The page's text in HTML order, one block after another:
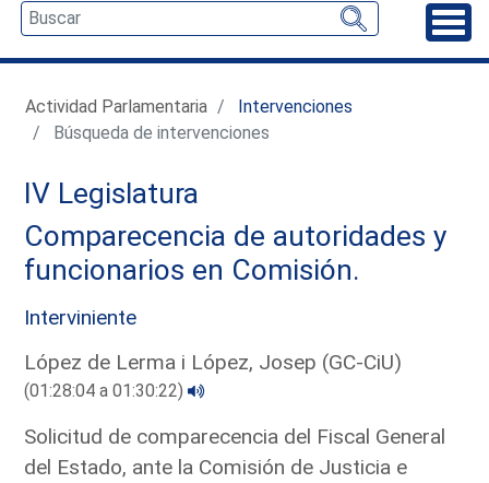
Actividad Parlamentaria
Intervenciones
Búsqueda de intervenciones
IV Legislatura
Comparecencia de autoridades y
funcionarios en Comisión.
Interviniente
López de Lerma i López, Josep (GC-CiU)
(01:28:04 a 01:30:22)
Solicitud de comparecencia del Fiscal General
del Estado, ante la Comisión de Justicia e